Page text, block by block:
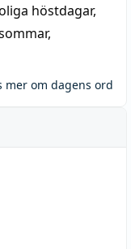
höstdagar,
,
mer om dagens ord